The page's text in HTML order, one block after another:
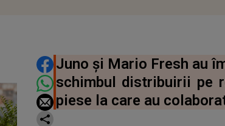
DISTRIBUIE ARTICOLUL
Juno și Mario Fresh au
schimbul distribuirii pe
piese la care au